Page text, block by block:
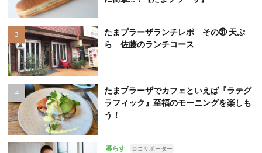
たまプラーザランチレポ その㉛ 天ぷ
ら 佐藤のランチコース
たまプラーザでカフェといえば『ラテグ
ラフィック』至福のモーニングを楽しも
う！
暮らす ロコサポーター